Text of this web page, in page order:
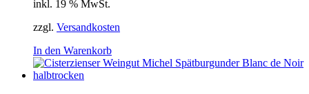
inkl. 19 % MwSt.
zzgl. Versandkosten
In den Warenkorb